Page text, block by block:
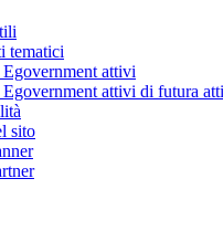
tematici
attivi
attivi di futura
sito